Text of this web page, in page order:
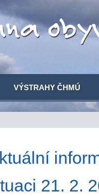
VÝSTRAHY ČHMÚ
21. 2.